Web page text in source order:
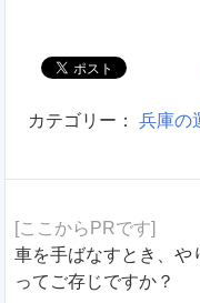
カテゴリー： 兵庫の
[ここからPRです]
車を手ばなすとき、や
ってご存じですか？